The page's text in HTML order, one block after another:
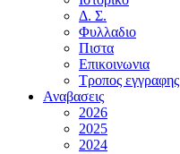
Δ. Σ.
Φυλλαδιο
Πιστα
Επικοινωνια
Τροπος εγγραφης
Αναβασεις
2026
2025
2024